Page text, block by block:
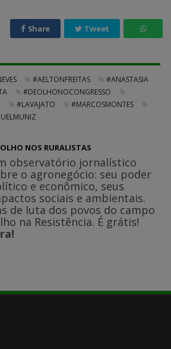
Share Tweet
#AELTONFREITAS
#ANASTASIA
#DEOLHONOCONGRESSO
#LAVAJATO
#MARCOSMONTES
NOS RURALISTAS
observatório jornalístico
o agronegócio: seu poder
e econômico, seus
sociais e ambientais.
de luta dos povos do campo
na Resistência. É grátis!